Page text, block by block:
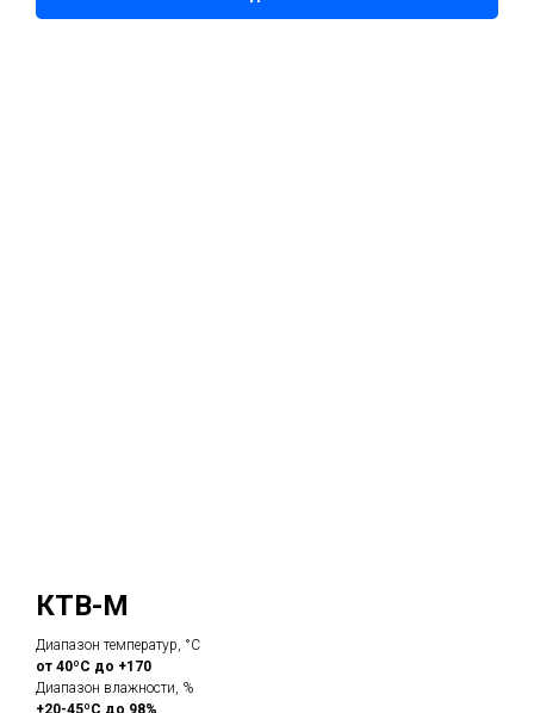
КТВ-М
Диапазон температур, °С
от 40ºС до +170
Диапазон влажности, %
+20-45ºС до 98%